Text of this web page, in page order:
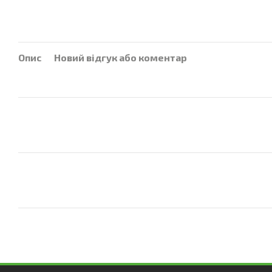
Опис Новий відгук або коментар